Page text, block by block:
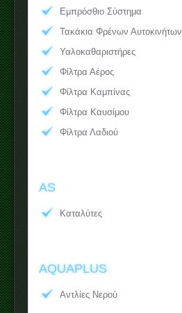
Εμπρόσθιο Σύστημα
Τακάκια Φρένων Αυτοκινήτων
Υαλοκαθαριστήρες
Φίλτρα Αέρος
Φίλτρα Καμπίνας
Φίλτρα Καυσίμου
Φίλτρα Λαδιού
AS
Καταλύτες
AQUAPLUS
Αντλίες Νερού